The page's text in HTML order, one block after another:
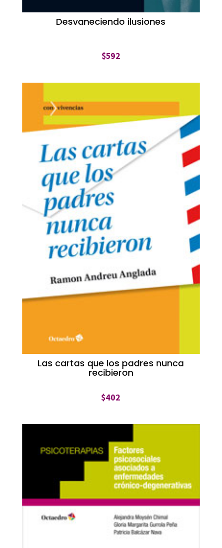
Desvaneciendo ilusiones
$592
Las cartas que los padres nunca
recibieron
$402